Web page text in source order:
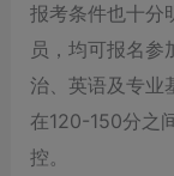
报考条件也十分
员，均可报名参
治、英语及专业
在120-150分之
控。